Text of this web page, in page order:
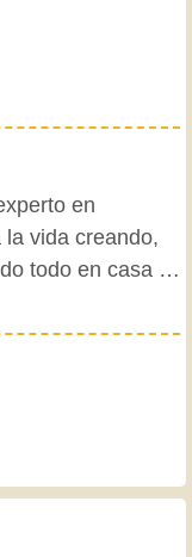
en
vida creando,
todo en casa y
me
pequeño, y
una vasta
enseña! Te
que los
ponen en su
cada día